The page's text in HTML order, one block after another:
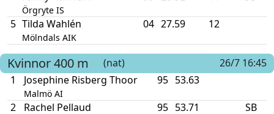
Örgryte IS
5 Tilda Wahlén
Mölndals AIK
04 27.59 12
Kvinnor400 m (nat)
26/7 16:45
1
Josephine Risberg Thoor
Malmö AI
95 53.63
2 Rachel Pellaud 95 53.71 SB